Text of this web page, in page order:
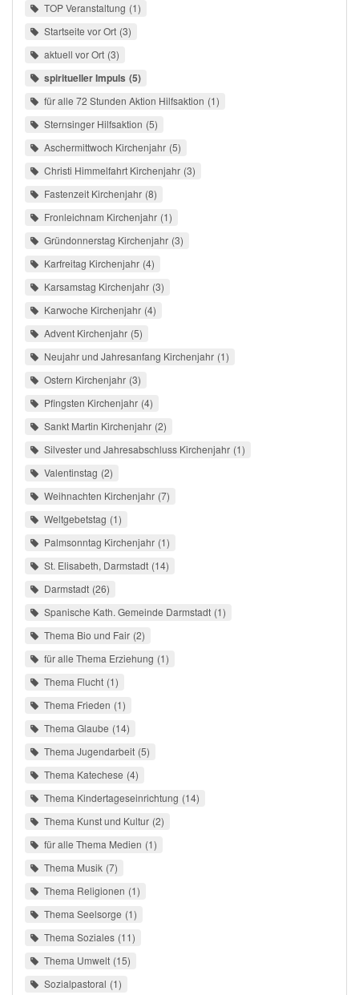
TOP Veranstaltung 1
Startseite vor Ort 3
aktuell vor Ort 3
spiritueller Impuls 5
für alle 72 Stunden Aktion Hilfsaktion 1
Sternsinger Hilfsaktion 5
Aschermittwoch Kirchenjahr 5
Christi Himmelfahrt Kirchenjahr 3
Fastenzeit Kirchenjahr 8
Fronleichnam Kirchenjahr 1
Gründonnerstag Kirchenjahr 3
Karfreitag Kirchenjahr 4
Karsamstag Kirchenjahr 3
Karwoche Kirchenjahr 4
Advent Kirchenjahr 5
Neujahr und Jahresanfang Kirchenjahr 1
Ostern Kirchenjahr 3
Pfingsten Kirchenjahr 4
Sankt Martin Kirchenjahr 2
Silvester und Jahresabschluss Kirchenjahr 1
Valentinstag 2
Weihnachten Kirchenjahr 7
Weltgebetstag 1
Palmsonntag Kirchenjahr 1
St. Elisabeth, Darmstadt 14
Darmstadt 26
Spanische Kath. Gemeinde Darmstadt 1
Thema Bio und Fair 2
für alle Thema Erziehung 1
Thema Flucht 1
Thema Frieden 1
Thema Glaube 14
Thema Jugendarbeit 5
Thema Katechese 4
Thema Kindertageseinrichtung 14
Thema Kunst und Kultur 2
für alle Thema Medien 1
Thema Musik 7
Thema Religionen 1
Thema Seelsorge 1
Thema Soziales 11
Thema Umwelt 15
Sozialpastoral 1